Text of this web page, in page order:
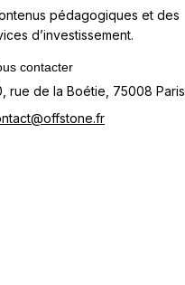
pédagogiques et des
d’investissement.
contacter
rue de la Boétie, 75008 Paris